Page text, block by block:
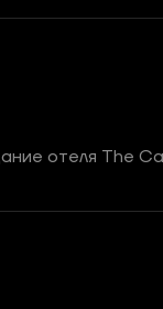
отеля The